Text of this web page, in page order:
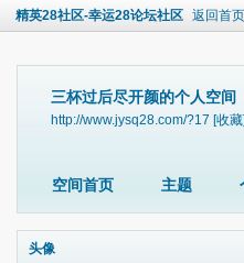
精英28社区-幸运28论坛社区 返回首页
三杯过后尽开颜的个人空间
http://www.jysq28.com/?17 [收
空间首页 主题
头像